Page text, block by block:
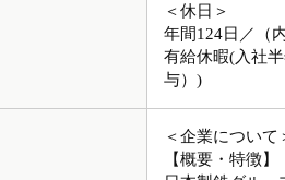
＜休日＞
年間124日／（
有給休暇(入社
与）)
＜企業について
【概要・特徴】